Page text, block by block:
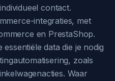
contact.
integraties, met
en PrestaShop.
data die je nodig
zoals
Waar